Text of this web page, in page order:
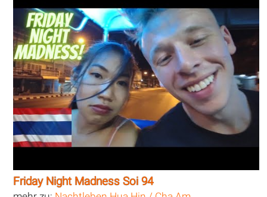
Friday Night Madness Soi 94